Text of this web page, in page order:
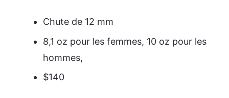
Chute de 12 mm
8,1 oz pour les femmes, 10 oz pour les
hommes,
$140